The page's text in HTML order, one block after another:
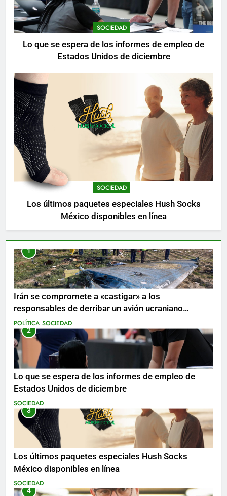
SOCIEDAD
Lo que se espera de los informes de empleo de
Estados Unidos de diciembre
SOCIEDAD
Los últimos paquetes especiales Hush Socks
México disponibles en línea
1
Irán se compromete a «castigar» a los
responsables de derribar un avión ucraniano
mientras se realizan arrestos
POLÍTICA SOCIEDAD
2
Lo que se espera de los informes de empleo de
Estados Unidos de diciembre
SOCIEDAD
3
Los últimos paquetes especiales Hush Socks
México disponibles en línea
SOCIEDAD
4